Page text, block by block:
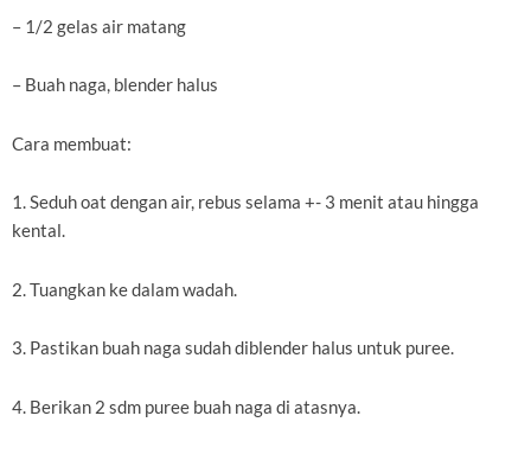
– 1/2 gelas air matang
– Buah naga, blender halus
Cara membuat:
1. Seduh oat dengan air, rebus selama +- 3 menit atau hingga
kental.
2. Tuangkan ke dalam wadah.
3. Pastikan buah naga sudah diblender halus untuk puree.
4. Berikan 2 sdm puree buah naga di atasnya.